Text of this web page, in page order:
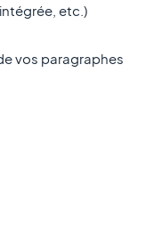
etc.)
vos paragraphes